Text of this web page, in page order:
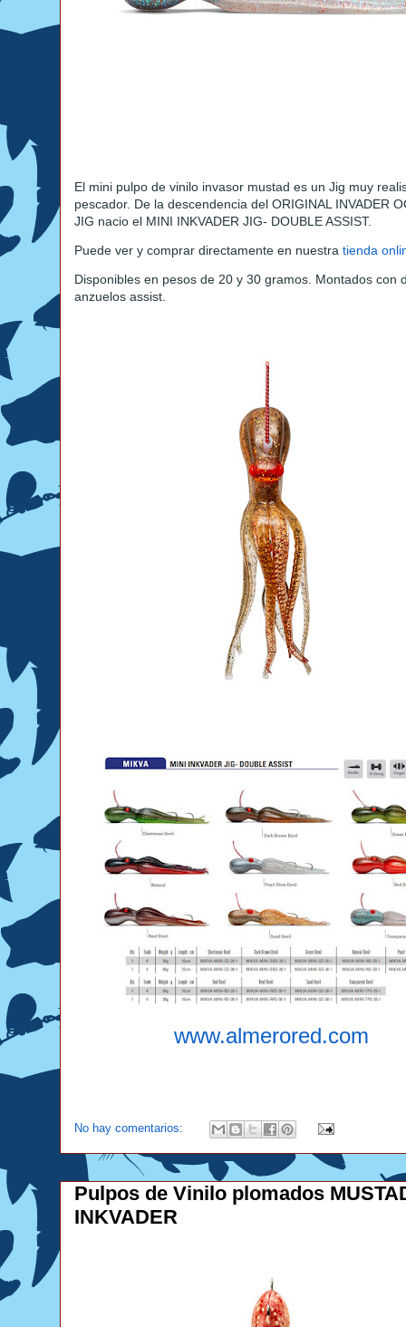
El mini pulpo de vinilo invasor mustad es un Jig muy
pescador. De la descendencia del ORIGINAL INVADER
JIG nacio el MINI INKVADER JIG- DOUBLE ASSIST.
Puede ver y comprar directamente en nuestra tienda
Disponibles en pesos de 20 y 30 gramos. Montados con
anzuelos assist.
www.almerored.com
No hay comentarios:
Pulpos de Vinilo plomados
INKVADER